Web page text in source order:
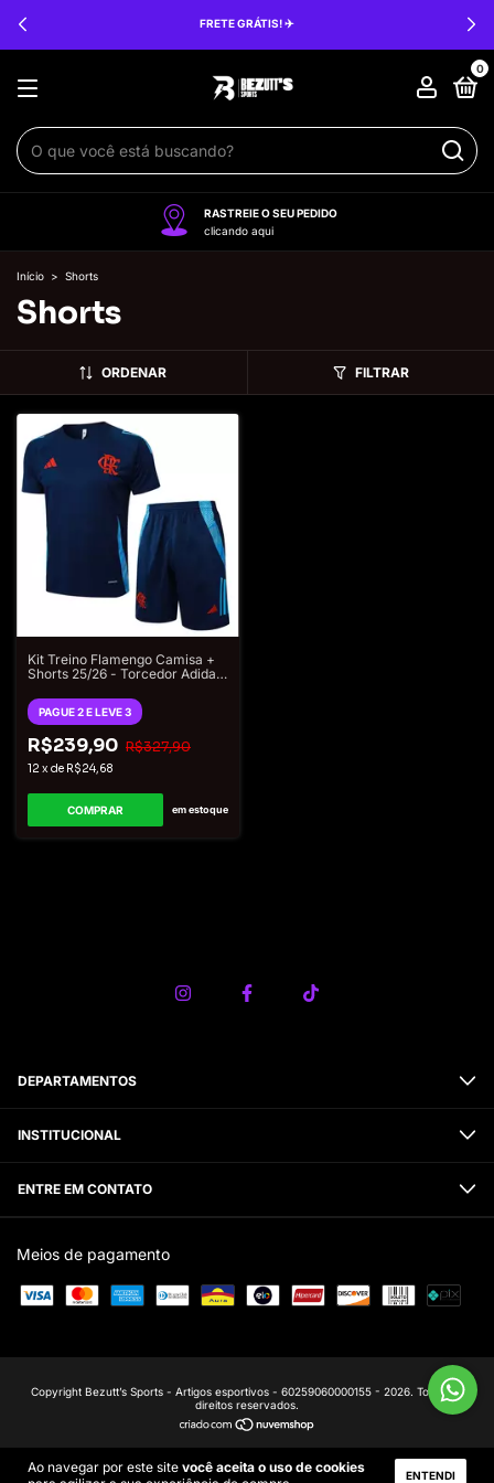
FRETE GRÁTIS! ✈️
0
RASTREIE O SEU PEDIDO
clicando aqui
Ao navegar por este site você aceita o uso de cookies
ENTENDI
Início > Shorts
Shorts
ORDENAR FILTRAR
Kit Treino Flamengo Camisa +
Shorts 25/26 - Torcedor Adidas
PAGUE 2 E LEVE 3
R$239,90 R$327,90
12 x de R$24,68
COMPRAR em estoque
DEPARTAMENTOS
INSTITUCIONAL
ENTRE EM CONTATO
Meios de pagamento
Copyright Bezutt’s Sports - Artigos esportivos - 60259060000155 - 2026. Todos os
direitos reservados.